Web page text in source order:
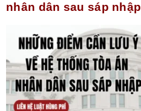
nhân dân sau sáp nhập